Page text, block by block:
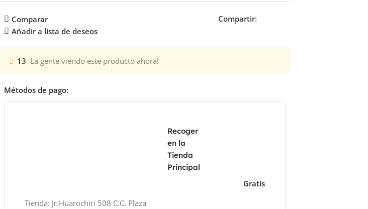
Comparar
Añadir a lista de deseos
Compartir:
13 La gente viendo este producto ahora!
Métodos de pago:
Recoger
en la
Tienda
Principal
Tienda: Jr.Huarochiri 508 C.C. Plaza
Gratis